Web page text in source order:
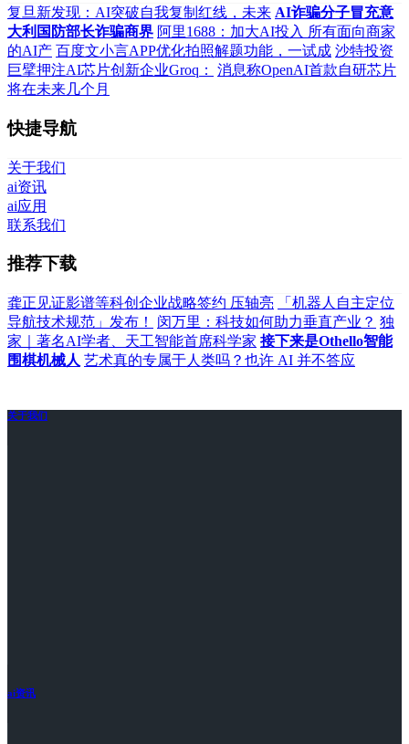
复旦新发现：AI突破自我复制红线，未来 AI诈骗分子冒充意
大利国防部长诈骗商界 阿里1688：加大AI投入 所有面向商家
的AI产 百度文小言APP优化拍照解题功能，一试成 沙特投资
巨擘押注AI芯片创新企业Groq：
消息称OpenAI首款自研芯片
将在未来几个月
快捷导航
关于我们
ai资讯
ai应用
联系我们
推荐下载
龚正见证影谱等科创企业战略签约 压轴亮
「机器人自主定位
导航技术规范」发布！
闵万里：科技如何助力垂直产业？ 独
家｜著名AI学者、天工智能首席科学家 接下来是Othello智能
围棋机械人 艺术真的专属于人类吗？也许 AI 并不答应
关于我们
ai资讯